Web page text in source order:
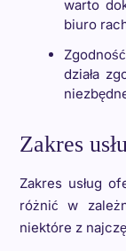
warto
biuro
działa
Zakres
Zakres usług
różnić w
niektóre z